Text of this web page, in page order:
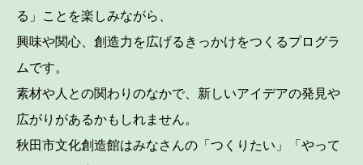
る」ことを楽しみながら、
興味や関心、創造力を広げるきっかけをつくるプログラ
ムです。
素材や人との関わりのなかで、新しいアイデアの発見や
広がりがあるかもしれません。
秋田市文化創造館はみなさんの「つくりたい」「やって